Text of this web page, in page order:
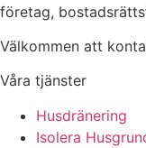
företag,
Välkommen att
Våra tjänster
Husdränering
Isolera